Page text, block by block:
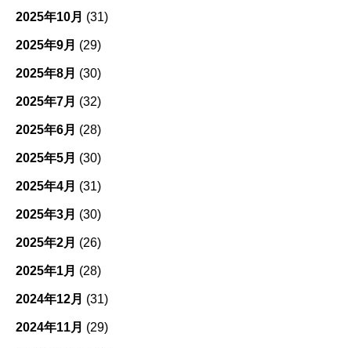
2025年10月 (31)
2025年9月 (29)
2025年8月 (30)
2025年7月 (32)
2025年6月 (28)
2025年5月 (30)
2025年4月 (31)
2025年3月 (30)
2025年2月 (26)
2025年1月 (28)
2024年12月 (31)
2024年11月 (29)